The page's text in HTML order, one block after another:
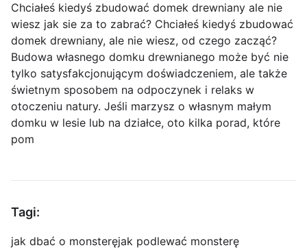
Chciałeś kiedyś zbudować domek drewniany ale nie
wiesz jak sie za to zabrać? Chciałeś kiedyś zbudować
domek drewniany, ale nie wiesz, od czego zacząć?
Budowa własnego domku drewnianego może być nie
tylko satysfakcjonującym doświadczeniem, ale także
świetnym sposobem na odpoczynek i relaks w
otoczeniu natury. Jeśli marzysz o własnym małym
domku w lesie lub na działce, oto kilka porad, które
pom
Tagi:
jak dbać o monsteręjak podlewać monsterę